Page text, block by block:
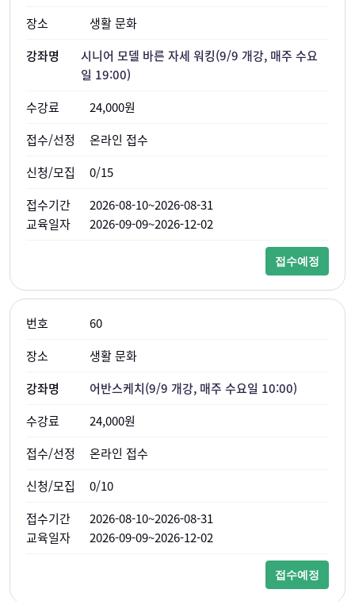
생활 문화
시니어 모델 바른 자세 워킹(9/9 개강, 매주 수요
일 19:00)
24,000원
온라인 접수
0/15
2026-08-10~2026-08-31
2026-09-09~2026-12-02
접수예정
60
생활 문화
어반스케치(9/9 개강, 매주 수요일 10:00)
24,000원
온라인 접수
0/10
2026-08-10~2026-08-31
2026-09-09~2026-12-02
접수예정